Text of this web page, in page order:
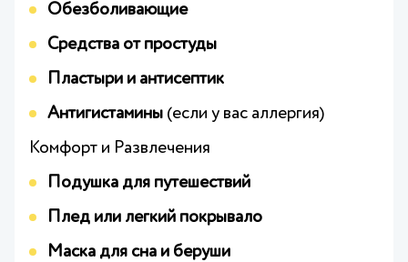
Обезболивающие
Средства от простуды
Пластыри и антисептик
Антигистамины (если у вас аллергия)
Комфорт и Развлечения
Подушка для путешествий
Плед или легкий покрывало
Маска для сна и беруши